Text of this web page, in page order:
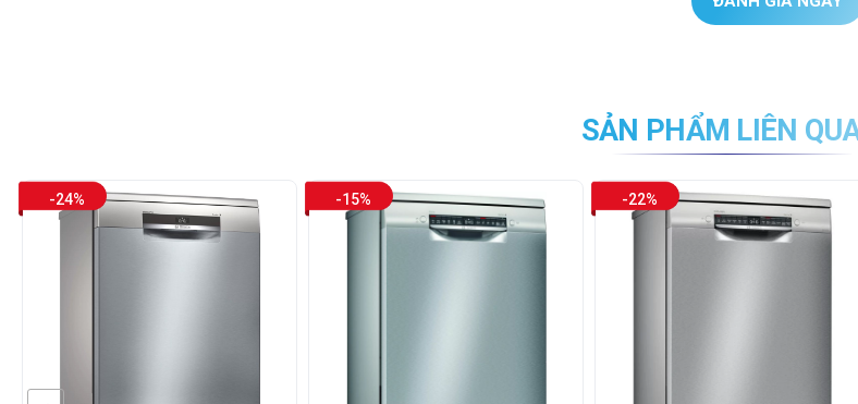
SẢN PHẨM LIÊN
-24% -15% -22%